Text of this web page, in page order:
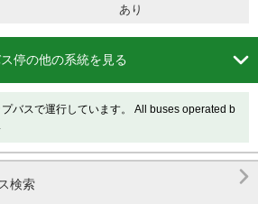
あり
停の他の系統を見る 
バスで運行しています。 All buses operated b
検索 